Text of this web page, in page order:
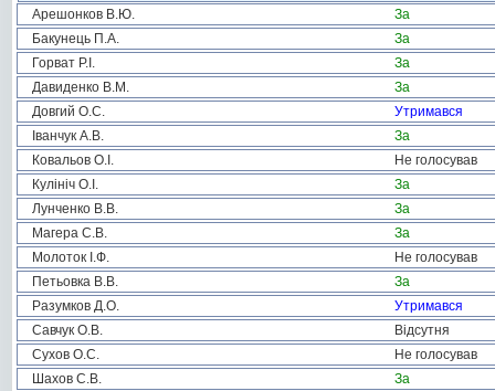
Арешонков В.Ю.
За
Бакунець П.А.
За
Горват Р.І.
За
Давиденко В.М.
За
Довгий О.С.
Утримався
Іванчук А.В.
За
Ковальов О.І.
Не голосував
Кулініч О.І.
За
Лунченко В.В.
За
Магера С.В.
За
Молоток І.Ф.
Не голосував
Петьовка В.В.
За
Разумков Д.О.
Утримався
Савчук О.В.
Відсутня
Сухов О.С.
Не голосував
Шахов С.В.
За